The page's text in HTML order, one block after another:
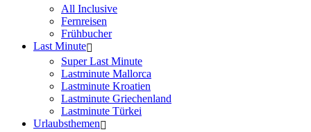
All Inclusive
Fernreisen
Frühbucher
Last Minute
Super Last Minute
Lastminute Mallorca
Lastminute Kroatien
Lastminute Griechenland
Lastminute Türkei
Urlaubsthemen